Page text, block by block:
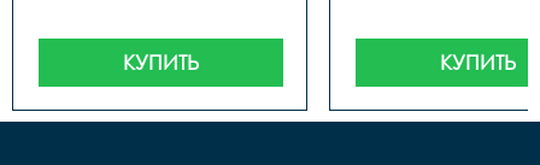
КУПИТЬ КУПИТЬ